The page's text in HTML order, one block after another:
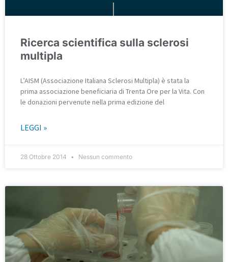
Ricerca scientifica sulla sclerosi
multipla
L’AISM (Associazione Italiana Sclerosi Multipla) è stata la
prima associazione beneficiaria di Trenta Ore per la Vita. Con
le donazioni pervenute nella prima edizione del
LEGGI »
28 Ottobre 2014 Nessun commento